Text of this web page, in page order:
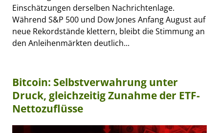
Einschätzungen derselben Nachrichtenlage.
Während S&P 500 und Dow Jones Anfang August auf
neue Rekordstände klettern, bleibt die Stimmung an
den Anleihenmärkten deutlich...
Bitcoin: Selbstverwahrung unter
Druck, gleichzeitig Zunahme der ETF-
Nettozuflüsse